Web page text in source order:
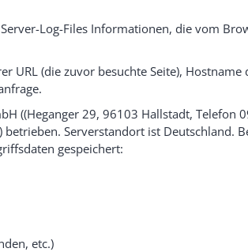
Log-Files Informationen, die vom
URL (die zuvor besuchte Seite), Hostname
((Heganger 29, 96103 Hallstadt, Telefon
Serverstandort ist Deutschland.
gespeichert:
etc.)